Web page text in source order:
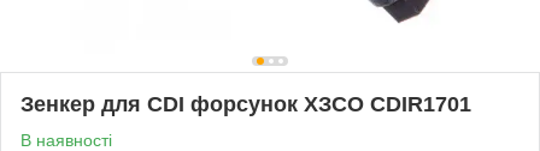
Зенкер для CDI форсунок ХЗСО CDIR1701
В наявності